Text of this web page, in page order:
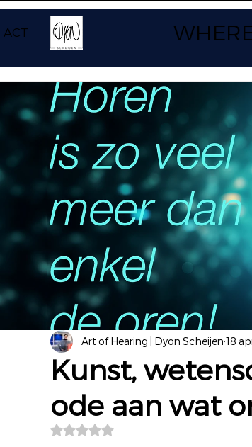
ACT
Kunst,
ode aan wat
Art of Hearing | Dyon Scheijen 18
Beoordeeld met NaN uit 5 sterren.